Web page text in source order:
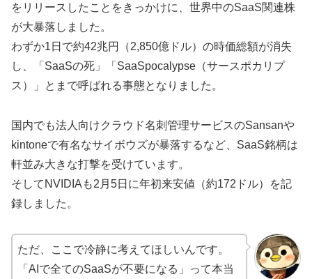
をリリースしたことをきっかけに、世界中のSaaS関連株
が大暴落しました。
わずか1日で約42兆円（2,850億ドル）の時価総額が消失
し、「SaaSの死」「SaaSpocalypse（サースポカリプ
ス）」とまで呼ばれる事態となりました。
国内でも法人向けクラウド名刺管理サービスのSansanや
kintoneで有名なサイボウズが暴落するなど、SaaS銘柄は
軒並み大きな打撃を受けています。
そしてNVIDIAも2月5日に年初来安値（約172ドル）を記
録しました。
ただ、ここで冷静に考えてほしいんです。
「AIで全てのSaaSが不要になる」って本当